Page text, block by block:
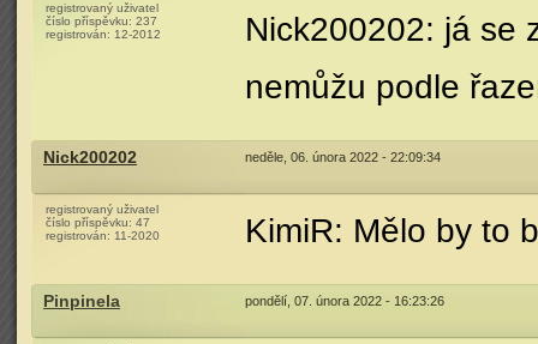
registrovaný uživatel
číslo příspěvku: 237
registrován: 12-2012
Nick200202: já se
nemůžu podle
Nick200202 neděle, 06. února 2022 - 22:09:34
registrovaný uživatel
číslo příspěvku: 47
registrován: 11-2020 KimiR: Mělo by to
Pinpinela pondělí, 07. února 2022 - 16:23:26